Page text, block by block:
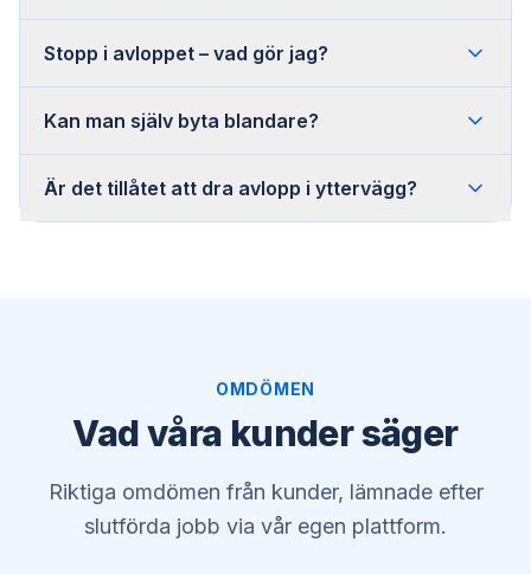
Stopp i avloppet – vad gör jag?
Kan man själv byta blandare?
Är det tillåtet att dra avlopp i yttervägg?
OMDÖMEN
Vad våra kunder säger
Riktiga omdömen från kunder, lämnade efter
slutförda jobb via vår egen plattform.